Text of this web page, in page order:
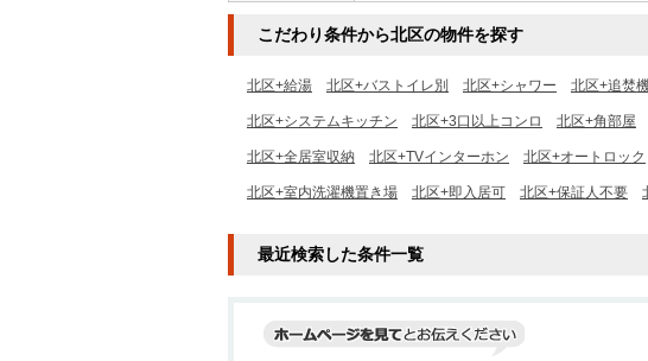
こだわり条件から北区の物件を探す
北区+給湯 北区+バストイレ別 北区+シャワー 北区+追焚
北区+システムキッチン 北区+3口以上コンロ 北区+角部屋
北区+全居室収納 北区+TVインターホン 北区+オートロック
北区+室内洗濯機置き場 北区+即入居可 北区+保証人不要
最近検索した条件一覧